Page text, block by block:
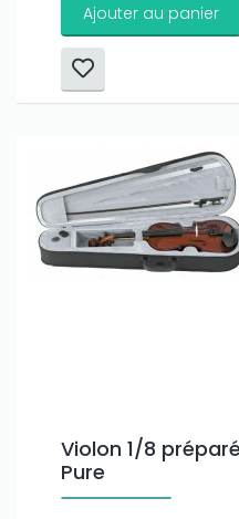
Ajouter au panier
Violon 1/8
Pure